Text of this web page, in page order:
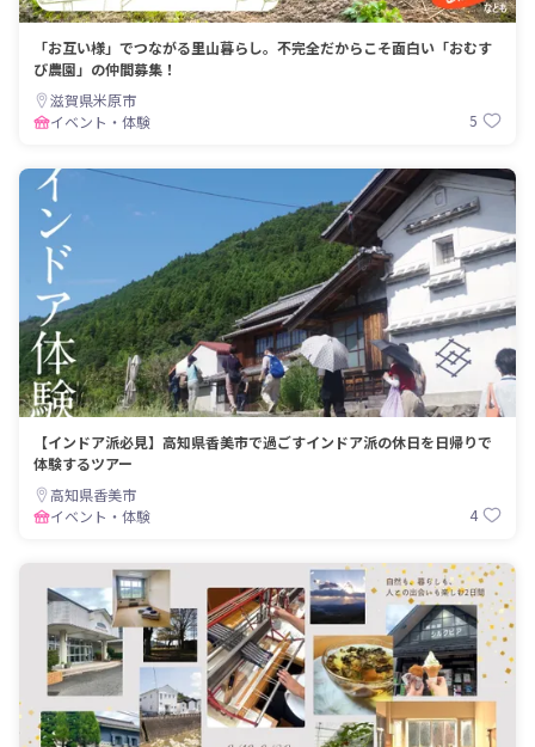
「お互い様」でつながる里山暮らし。不完全だからこそ面白い「おむす
び農園」の仲間募集！
滋賀県米原市
イベント・体験
5
【インドア派必見】高知県香美市で過ごすインドア派の休日を日帰りで
体験するツアー
高知県香美市
イベント・体験
4